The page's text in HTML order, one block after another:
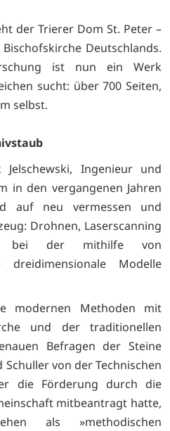
der Trierer Dom St. Peter –
Deutschlands.
ist nun ein Werk
sucht: über 700 Seiten,
selbst.
Ingenieur und
in den vergangenen Jahren
auf neu vermessen und
Drohnen, Laserscanning
bei der mithilfe von
dreidimensionale Modelle
modernen Methoden mit
und der traditionellen
Befragen der Steine
von der Technischen
die Förderung durch die
mitbeantragt hatte,
als »methodischen